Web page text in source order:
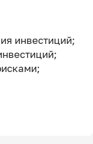
инвестиций;